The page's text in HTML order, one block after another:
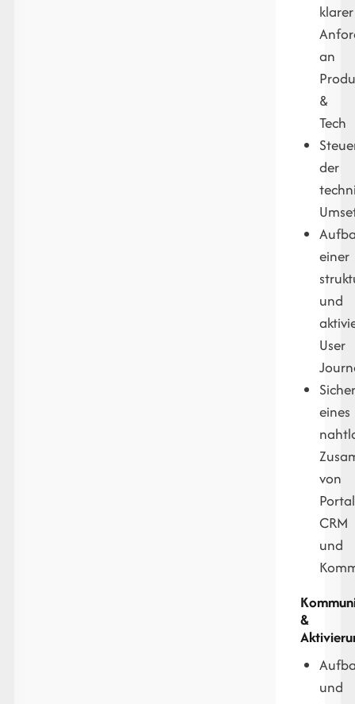
klarer
an
&
Tech
der
einer
und
User
eines
von
CRM
und
&
und